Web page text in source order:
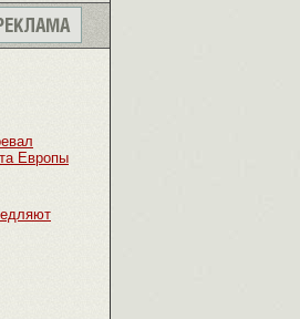
Европы